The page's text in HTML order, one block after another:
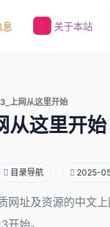
息 关于本站
上网从这里开始
从这里开始
目录导航 2025-
网址及资源的中文
始。